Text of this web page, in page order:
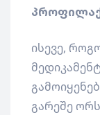
ისევე,
გარეშე